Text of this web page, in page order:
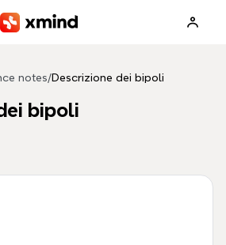
notes/Descrizione dei bipoli
bipoli